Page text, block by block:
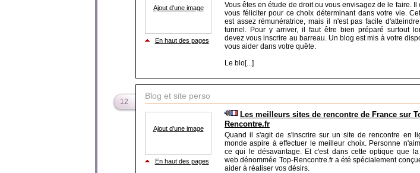
Ajout d'une image
En haut des pages
Vous êtes en étude de droit ou vous envisagez de le faire. Il
vous féliciter pour ce choix déterminant dans votre vie.
est assez rémunératrice, mais il n'est pas facile
tunnel. Pour y arriver, il faut être bien préparé surtout
devez vous inscrire au barreau. Un blog est mis à votre
vous aider dans votre quête.
Le blo[...]
12
Blog et site perso
Ajout d'une image
En haut des pages
Les meilleurs sites de rencontre de France sur
Rencontre.fr
Quand il s'agit de s'inscrire sur un site de rencontre en
monde aspire à effectuer le meilleur choix. Personne
ce qui le désavantage. Et c'est dans cette optique que la
web dénommée Top-Rencontre.fr a été spécialement
aider à réaliser vos désirs.